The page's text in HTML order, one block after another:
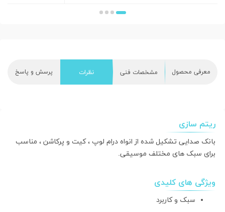
معرفی محصول مشخصات فنی نظرات پرسش و پاسخ
ریتم سازی
بانک صدایی تشکیل شده از انواه درام لوپ ، کیت و پرکاشن ، مناسب
برای سبک های مختلف موسیقی.
ویژگی های کلیدی
سبک و کاربرد